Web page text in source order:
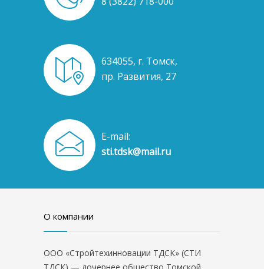
634055, г. Томск,
пр. Развития, 27
E-mail:
sti.tdsk@mail.ru
О компании
ООО «Стройтехинновации ТДСК» (СТИ
ТДСК) — дочернее общество Томской